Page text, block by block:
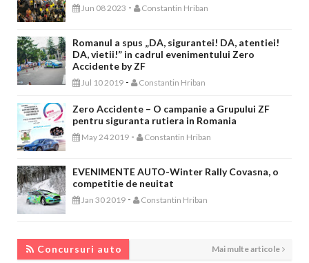
Jun 08 2023 - Constantin Hriban
Romanul a spus „DA, sigurantei! DA, atentiei!
DA, vietii!” in cadrul evenimentului Zero
Accidente by ZF
Jul 10 2019 - Constantin Hriban
Zero Accidente – O campanie a Grupului ZF
pentru siguranta rutiera in Romania
May 24 2019 - Constantin Hriban
EVENIMENTE AUTO-Winter Rally Covasna, o
competitie de neuitat
Jan 30 2019 - Constantin Hriban
Concursuri auto Mai multe articole